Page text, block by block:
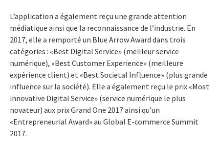
L’application a également reçu une grande attention
médiatique ainsi que la reconnaissance de l’industrie. En
2017, elle a remporté un Blue Arrow Award dans trois
catégories : «Best Digital Service» (meilleur service
numérique), «Best Customer Experience» (meilleure
expérience client) et «Best Societal Influence» (plus grande
influence sur la société). Elle a également reçu le prix «Most
innovative Digital Service» (service numérique le plus
novateur) aux prix Grand One 2017 ainsi qu’un
«Entrepreneurial Award» au Global E-commerce Summit
2017.